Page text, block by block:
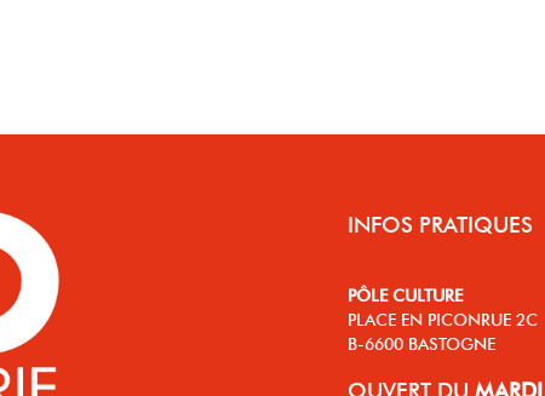
INFOS PRATIQUES
PÔLE CULTURE
PLACE EN PICONRUE 2C
B-6600 BASTOGNE
OUVERT DU MARDI